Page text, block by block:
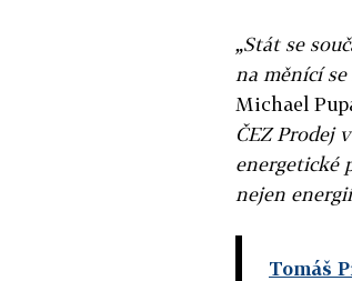
„Stát se
na měnící
Michael
ČEZ Prodej
energetické
nejen
Tomáš